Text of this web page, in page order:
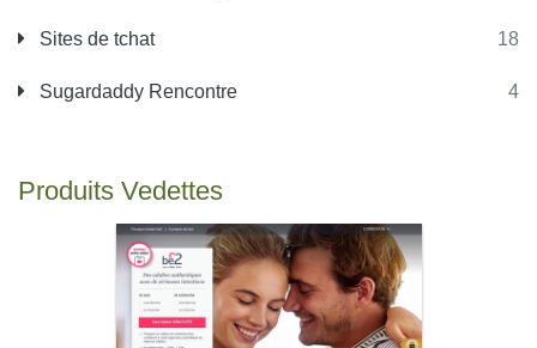
Sites de tchat 18
Sugardaddy Rencontre 4
Produits Vedettes